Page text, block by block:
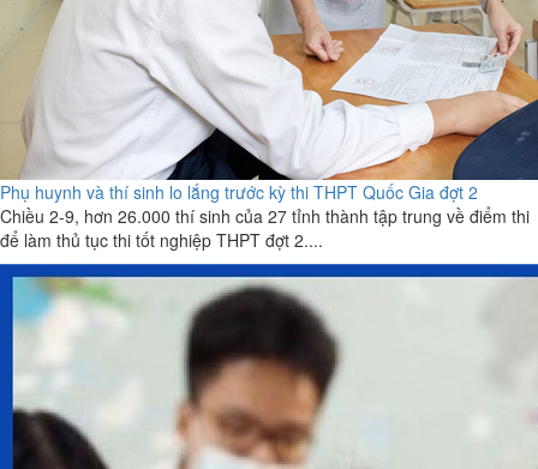
Phụ huynh và thí sinh lo lắng trước kỳ thi THPT Quốc Gia đợt 2
Chiều 2-9, hơn 26.000 thí sinh của 27 tỉnh thành tập trung về điểm thi
để làm thủ tục thi tốt nghiệp THPT đợt 2....